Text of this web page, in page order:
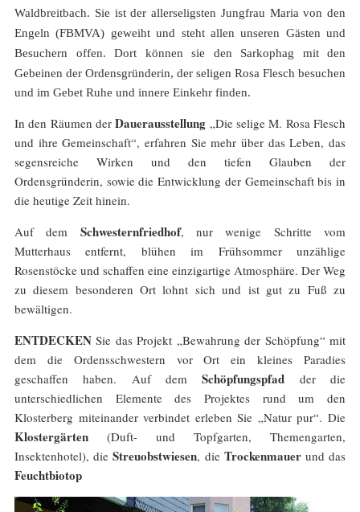
Waldbreitbach. Sie ist der allerseligsten Jungfrau Maria von den
Engeln (FBMVA) geweiht und steht allen unseren Gästen und
Besuchern offen. Dort können sie den Sarkophag mit den
Gebeinen der Ordensgründerin, der seligen Rosa Flesch besuchen
und im Gebet Ruhe und innere Einkehr finden.
In den Räumen derDauerausstellung „Die selige M. Rosa Flesch
und ihre Gemeinschaft“, erfahren Sie mehr über das Leben, das
segensreiche Wirken und den tiefen Glauben der
Ordensgründerin, sowie die Entwicklung der Gemeinschaft bis in
die heutige Zeit hinein.
Auf dem Schwesternfriedhof, nur wenige Schritte vom
Mutterhaus entfernt, blühen im Frühsommer unzählige
Rosenstöcke und schaffen eine einzigartige Atmosphäre. Der Weg
zu diesem besonderen Ort lohnt sich und ist gut zu Fuß zu
bewältigen.
ENTDECKEN Sie das Projekt „Bewahrung der Schöpfung“ mit
dem die Ordensschwestern vor Ort ein kleines Paradies
geschaffen haben. Auf demSchöpfungspfad der die
unterschiedlichen Elemente des Projektes rund um den
Klosterberg miteinander verbindet erleben Sie „Natur pur“. Die
Klostergärten (Duft- und Topfgarten, Themengarten,
Insektenhotel), dieStreuobstwiesen, die Trockenmauerund das
Feuchtbiotop